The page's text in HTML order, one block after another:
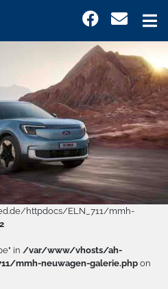
httpdocs/ELN_711/mmh-
in /var/www/vhosts/ah-
mmh-neuwagen-galerie.php on